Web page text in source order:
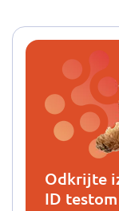
Odkrijte
ID testom